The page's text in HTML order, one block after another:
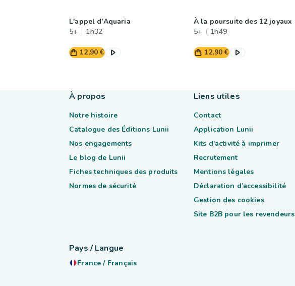
L'appel d'Aquaria
5+
1h32
12,90 €
À la poursuite des 12 joyaux
5+
1h49
12,90 €
À propos
Notre histoire
Catalogue des Éditions Lunii
Nos engagements
Le blog de Lunii
Fiches techniques des produits
Normes de sécurité
Liens utiles
Contact
Application Lunii
Kits d'activité à imprimer
Recrutement
Mentions légales
Déclaration d’accessibilité
Gestion des cookies
Site B2B pour les revendeurs
Pays / Langue
France / Français